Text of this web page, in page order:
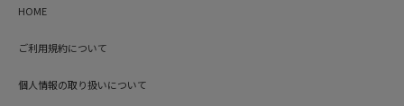
HOME
ご利用規約について
個人情報の取り扱いについて